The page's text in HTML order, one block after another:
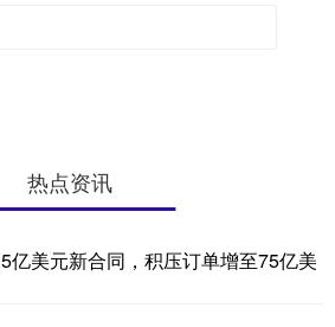
热点资讯
亿美元新合同，积压订单增至75亿美